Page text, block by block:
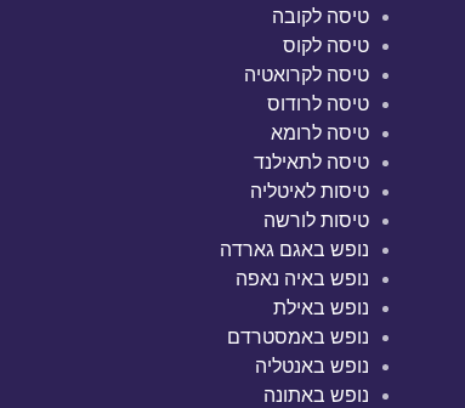
טיסה לקובה
טיסה לקוס
טיסה לקרואטיה
טיסה לרודוס
טיסה לרומא
טיסה לתאילנד
טיסות לאיטליה
טיסות לורשה
נופש באגם גארדה
נופש באיה נאפה
נופש באילת
נופש באמסטרדם
נופש באנטליה
נופש באתונה